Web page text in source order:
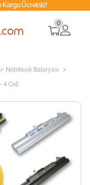
Kargo Ücretsiz!
0
> Notebook Bataryası >
4 Cell